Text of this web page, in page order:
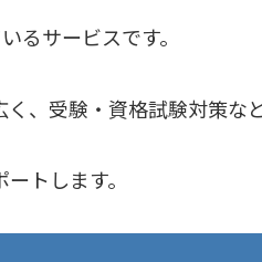
るサービスです。
、受験・資格試験対策な
トします。